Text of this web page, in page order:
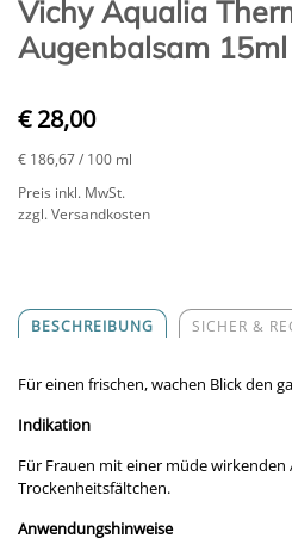
Vichy Aqualia
Augenbalsam 15ml
€ 28,00
€ 186,67/ 100 ml
Preis inkl. MwSt.
zzgl. Versandkosten
BESCHREIBUNG SICHER &
Für einen frischen, wachen Blick den
Indikation
Für Frauen mit einer müde
Trockenheitsfältchen.
Anwendungshinweise